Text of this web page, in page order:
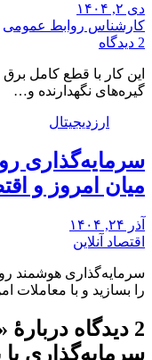
دی ۲, ۱۴۰۴
کارشناس روابط عمومی
2 دیدگاه
این کار با قطع کامل
گیره‌های نگهدارنده و…
ارزدیجیتال
سرمایه‌گذاری
میان امروز و
آذر ۲۴, ۱۴۰۴
اقتصاد آنلاین
سرمایه‌گذاری هوشمند
را بسازید و با معاملات
2 دیدگاه دربارهٔ «
سرمایه‌گذاری با